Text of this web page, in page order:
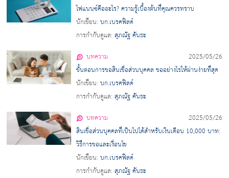
ไฟแนนซ์คืออะไร? ความรู้เบื้องต้นที่คุณควรทราบ
นักเขียน:บก.เบรคฟิลด์
การกำกับดูแล:สุภณัฐ คันธะ
บทความ
2025/05/26
ขั้นตอนการขอสินเชื่อส่วนบุคคล ขออย่างไรให้ผ่านง่ายที่สุด
นักเขียน:บก.เบรคฟิลด์
การกำกับดูแล:สุภณัฐ คันธะ
บทความ
2025/05/26
สินเชื่อส่วนบุคคลที่เป็นไปได้สำหรับเงินเดือน 10,000 บาท:
วิธีการขอและเงื่อนไข
นักเขียน:บก.เบรคฟิลด์
การกำกับดูแล:สุภณัฐ คันธะ